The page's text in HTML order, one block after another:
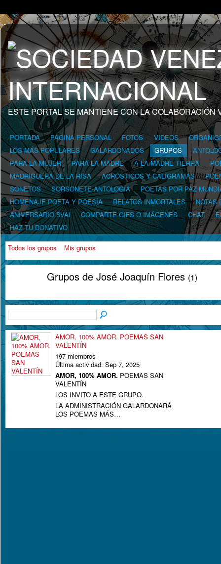
ESTE PORTAL SE MANTIENE CON LA COLABORACIÓN
PORTADA PÁGINA PERSONAL FOTOS VIDEOS
LOS MÁS POPULARES
GALARDONADOS GRUPOS
PARA LA MUJER
PARA LA MADRE A LA MADRE TIERRA
MADRIGUERA DE LA RISA
ACRÓSTICOS Y CALIGRAMAS
SONETOS
SORSONETE-ANTOLOGÍA
POETAS POR PAZ
HOMENAJE POETA Y POESÍA
RELATOS INMORTALES
NOTAS
ANIVERSARIO SVAI
COMPARTE GIFS O IMÁGENES CHAT
HAZ TU DONATIVO
Todos los grupos Mis grupos
Grupos de José Joaquín Flores (1)
AMOR, 100% AMOR. POEMAS SAN
VALENTÍN
197 miembros
Última actividad: Sep 7, 2025
AMOR, 100% AMOR. POEMAS SAN
VALENTÍN
LOS INVITO A ESTE GRUPO.
LA ADMINISTRACIÓN GALARDONARÁ
LOS POEMAS MÁS…